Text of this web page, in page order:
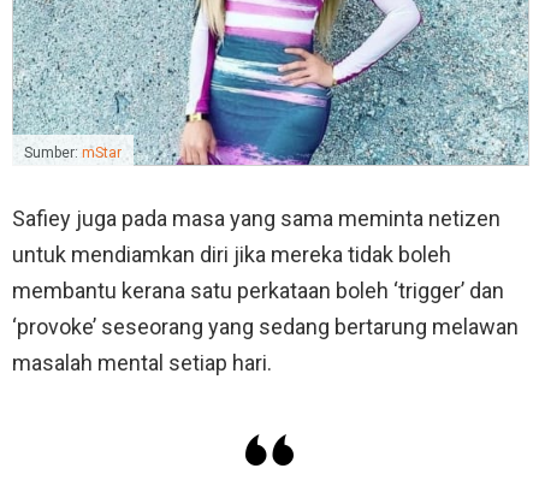
Sumber: mStar
Safiey juga pada masa yang sama meminta netizen
untuk mendiamkan diri jika mereka tidak boleh
membantu kerana satu perkataan boleh ‘trigger’ dan
‘provoke’ seseorang yang sedang bertarung melawan
masalah mental setiap hari.